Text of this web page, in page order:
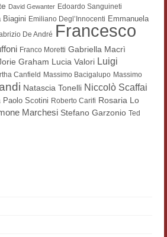
David Gewanter Edoardo Sanguineti
Biagini Emiliano Degl’Innocenti Emmanuela
De André Francesco
Franco Moretti Gabriella Macrì
Graham Lucia Valori Luigi
Canfield Massimo Bacigalupo Massimo
Natascia Tonelli Niccolò Scaffai
Paolo Scotini Roberto Carifi Rosaria Lo
Marchesi Stefano Garzonio Ted